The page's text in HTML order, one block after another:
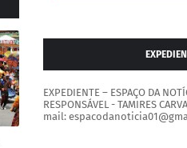
EXPEDIENTE – ESPAÇO DA
RESPONSÁVEL - TAMIRES
mail: